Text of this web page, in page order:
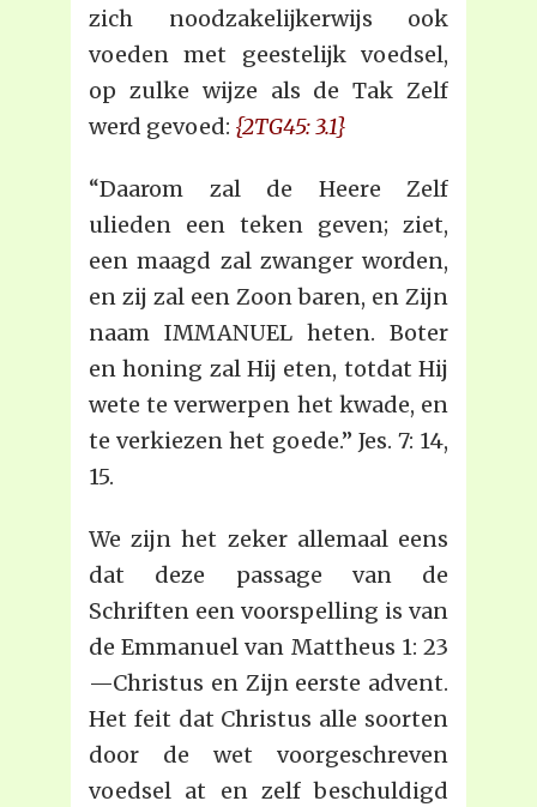
zich noodzakelijkerwijs ook
voeden met geestelijk voedsel,
op zulke wijze als de Tak Zelf
werd gevoed: {2TG45: 3.1}
“Daarom zal de Heere Zelf
ulieden een teken geven; ziet,
een maagd zal zwanger worden,
en zij zal een Zoon baren, en Zijn
naam IMMANUEL heten. Boter
en honing zal Hij eten, totdat Hij
wete te verwerpen het kwade, en
te verkiezen het goede.” Jes. 7: 14,
15.
We zijn het zeker allemaal eens
dat deze passage van de
Schriften een voorspelling is van
de Emmanuel van Mattheus 1: 23
—Christus en Zijn eerste advent.
Het feit dat Christus alle soorten
door de wet voorgeschreven
voedsel at en zelf beschuldigd